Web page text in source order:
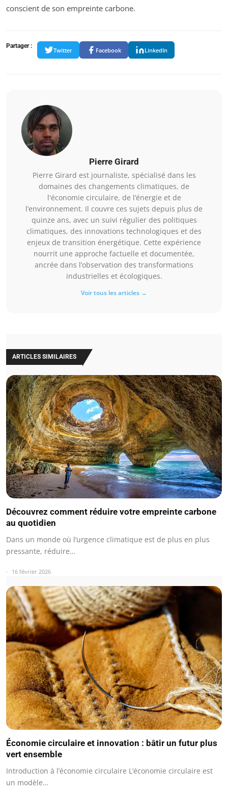
conscient de son empreinte carbone.
Partager :
Twitter Facebook LinkedIn
Pierre Girard
Pierre Girard est journaliste, spécialisé dans les
domaines des changements climatiques, de
l'économie circulaire, de l’énergie et de
l’environnement. Il couvre ces sujets depuis plus de
quinze ans, avec un suivi régulier des politiques
climatiques, des innovations technologiques et des
enjeux de transition énergétique. Cette expérience
nourrit une approche factuelle et documentée,
ancrée dans l’observation des transformations
industrielles et écologiques.
Voir tous les articles →
ARTICLES SIMILAIRES
Découvrez comment réduire votre empreinte carbone
au quotidien
Dans un monde où l’urgence climatique est de plus en plus
pressante, réduire…
16 février 2026
Économie circulaire et innovation : bâtir un futur plus
vert ensemble
Introduction à l’économie circulaire L’économie circulaire est
un modèle…